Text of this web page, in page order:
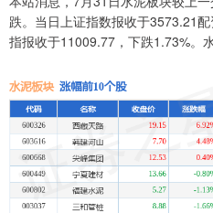
跌。当日上证指数报收于3573.21
指报收于11009.77，下跌1.73%。